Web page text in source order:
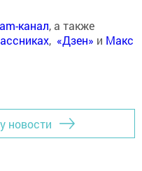
канал, а также
, «Дзен» и Макс
новости